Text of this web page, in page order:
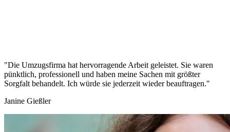
"Die Umzugsfirma hat hervorragende Arbeit geleistet. Sie waren
pünktlich, professionell und haben meine Sachen mit größter
Sorgfalt behandelt. Ich würde sie jederzeit wieder beauftragen."
Janine Gießler